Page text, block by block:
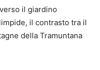
il giardino
il contrasto tra il
della Tramuntana